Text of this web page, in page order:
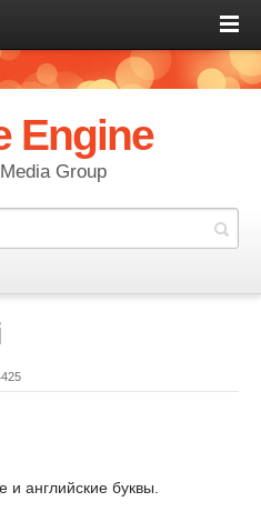
Engine
Group
английские буквы.